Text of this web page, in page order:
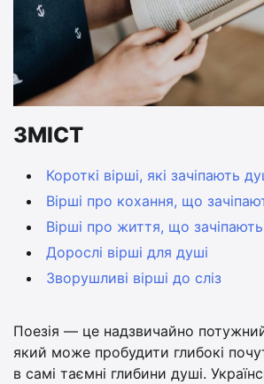
ЗМІСТ
Короткі вірші, які зачіпають
Вірші про кохання, що
Вірші про життя, що
Дорослі вірші для душі
Зворушливі вірші до сліз
Поезія — це надзвичайно
який може пробудити глибокі
в самі таємні глибини душі.